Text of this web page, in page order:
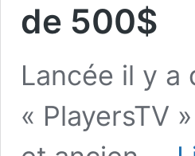
de 500$
Lancée il y a
« PlayersTV